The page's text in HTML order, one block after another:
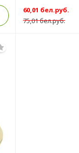
75,01 бел.руб.
60,01 бел.руб.